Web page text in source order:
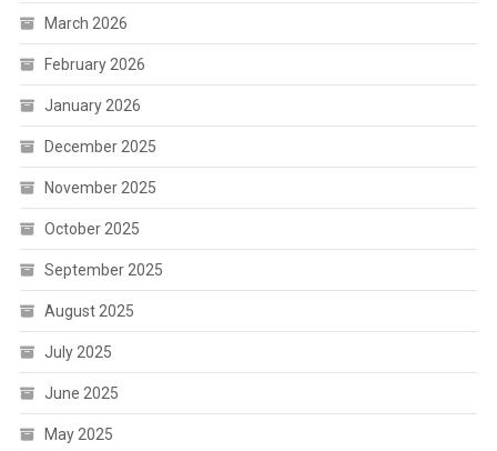
March 2026
February 2026
January 2026
December 2025
November 2025
October 2025
September 2025
August 2025
July 2025
June 2025
May 2025